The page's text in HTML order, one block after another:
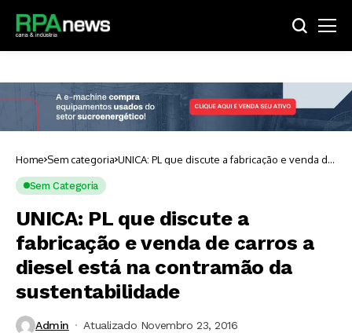
Home Sem categoria UNICA: PL que discute a fabricação e venda de
carros a diesel está na contramão da
Sem Categoria
UNICA: PL que discute a
fabricação e venda de carros a
diesel está na contramão da
sustentabilidade
Admin
Atualizado Novembro 23, 2016